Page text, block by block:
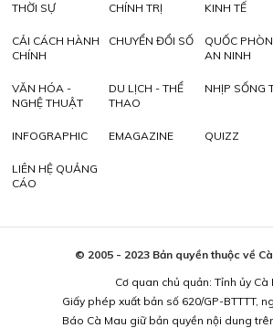
THỜI SỰ CHÍNH TRỊ KINH TẾ
CẢI CÁCH HÀNH
CHÍNH
CHUYỂN ĐỔI SỐ
QUỐC
AN NINH
VĂN HÓA -
NGHỆ THUẬT
DU LỊCH - THỂ
THAO
NHỊP SỐNG
INFOGRAPHIC EMAGAZINE QUIZZ
LIÊN HỆ QUẢNG
CÁO
© 2005 - 2023 Bản quyền thuộc về
Cơ quan chủ quản: Tỉnh ủy Cà
Giấy phép xuất bản số 620/GP-BTTTT,
Báo Cà Mau giữ bản quyền nội dung